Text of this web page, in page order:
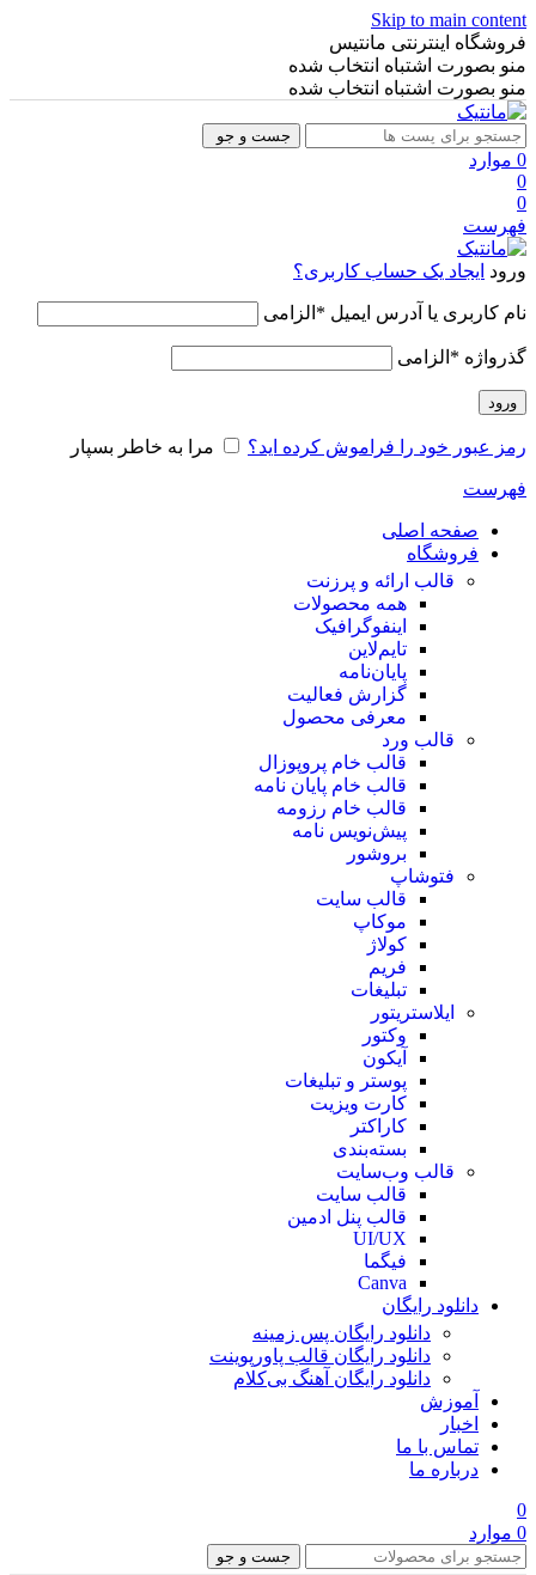
Skip to main content
فروشگاه اینترنتی مانتیس
منو بصورت اشتباه انتخاب شده
منو بصورت اشتباه انتخاب شده
جست و جو
0 موارد
0
0
فهرست
ورود ایجاد یک حساب کاربری؟
نام کاربری یا آدرس ایمیل * الزامی
گذرواژه * الزامی
ورود
رمز عبور خود را فراموش کرده اید؟ مرا به خاطر بسپار
فهرست
صفحه اصلی
فروشگاه
قالب ارائه و پرزنت
همه محصولات
اینفوگرافیک
تایم‌لاین
پایان‌نامه
گزارش فعالیت
معرفی محصول
قالب ورد
قالب خام پروپوزال
قالب خام پایان نامه
قالب خام رزومه
پیش‌نویس نامه
بروشور
فتوشاپ
قالب سایت
موکاپ
کولاژ
فریم
تبلیغات
ایلاستریتور
وکتور
آیکون
پوستر و تبلیغات
کارت ویزیت
کاراکتر
بسته‌بندی
قالب وب‌سایت
قالب‌ سایت
قالب پنل ادمین
UI/UX
فیگما
Canva
دانلود رایگان
دانلود رایگان پس زمینه
دانلود رایگان قالب‌ پاورپوینت
دانلود رایگان آهنگ بی‌کلام
آموزش
اخبار
تماس با ما
درباره ما
0
0 موارد
جست و جو